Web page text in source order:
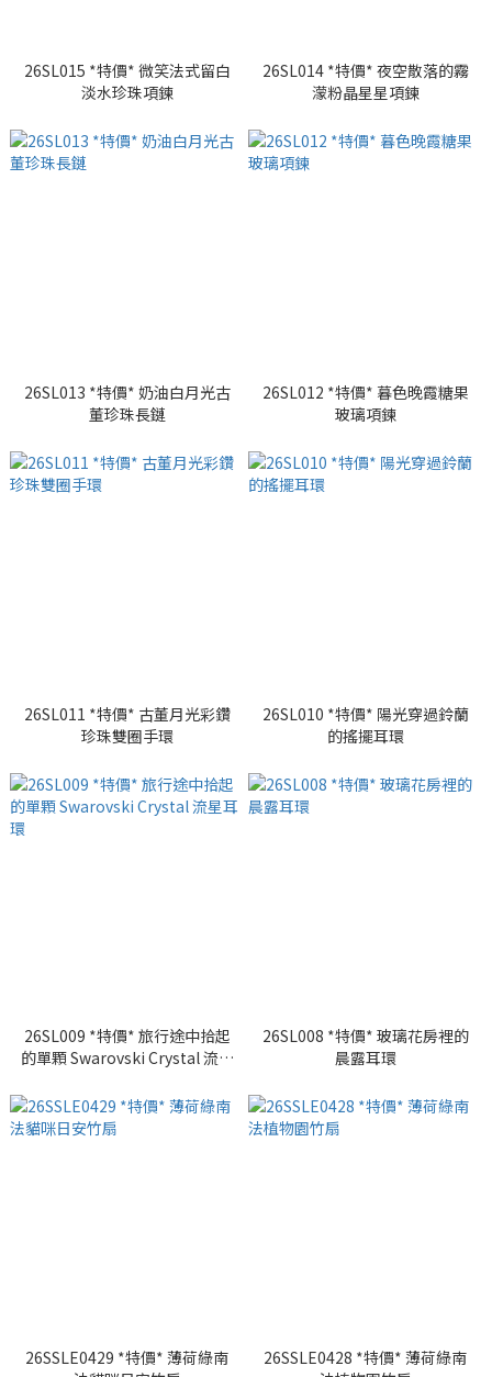
26SL015 *特價* 微笑法式留白
淡水珍珠項鍊
26SL014 *特價* 夜空散落的霧
濛粉晶星星項鍊
26SL013 *特價* 奶油白月光古
董珍珠長鏈
26SL012 *特價* 暮色晚霞糖果
玻璃項鍊
26SL011 *特價* 古董月光彩鑽
珍珠雙圈手環
26SL010 *特價* 陽光穿過鈴蘭
的搖擺耳環
26SL009 *特價* 旅行途中拾起
的單顆 Swarovski Crystal 流星
26SL008 *特價* 玻璃花房裡的
晨露耳環
26SSLE0429 *特價* 薄荷綠南
26SSLE0428 *特價* 薄荷綠南